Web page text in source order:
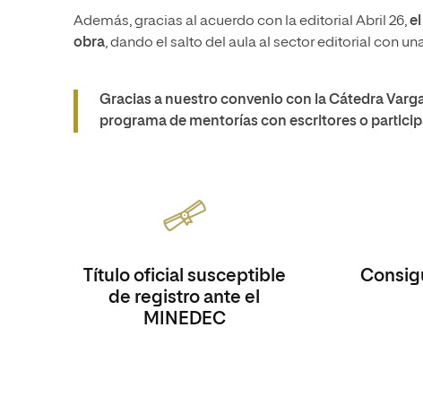
Además, gracias al acuerdo con la editorial Abril 26,
obra, dando el salto del aula al sector editorial con
Gracias a nuestro convenio con la Cátedra
programa de mentorías con escritores o
Título oficial susceptible
de registro ante el
MINEDEC